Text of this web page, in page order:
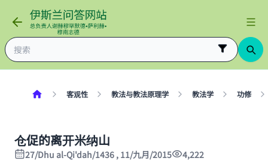
客观性 教法与教法原理学 教法学 功修
仓促的离开米纳山
27/Dhu al-Qi'dah/1436 , 11/九月/2015 4,222